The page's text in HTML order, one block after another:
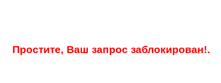
Простите, Ваш запрос заблокирован!.